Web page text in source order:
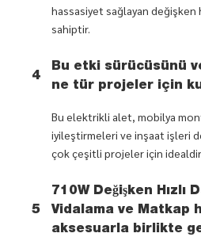
hassasiyet sağlayan
sahiptir.
4
Bu etki sürücüsünü
ne tür projeler için
Bu elektrikli alet, mobilya
iyileştirmeleri ve inşaat işleri
çok çeşitli projeler için
5
710W Değişken Hızlı
Vidalama ve Matkap
aksesuarla birlikte